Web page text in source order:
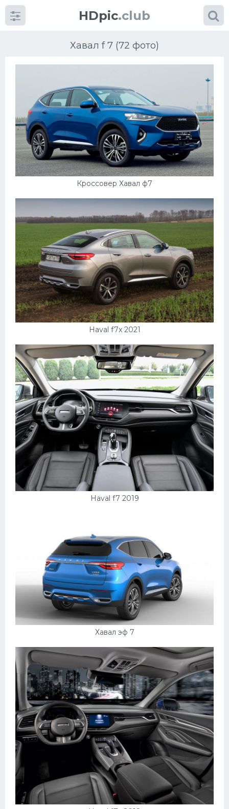
HDpic.club
Хавал f 7 (72 фото)
Кроссовер Хавал ф7
Haval f7x 2021
Haval f7 2019
Хавал эф 7
Категории
Разное
Автомобили
Пежо
Ауди
Гараж
Русские авто
Вольво
МАЗ
Сузуки
Мерседес
Фольксваген
Лексус
Дэу
Скания
Форд
Кавасаки
Инфинити
Субару
Опель
Подводные лодки
Митсубиси
Киа
Танки
Крайслер
Порше
Самолеты